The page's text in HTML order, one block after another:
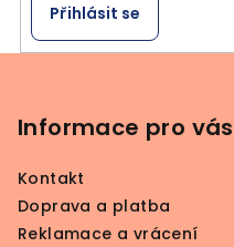
Přihlásit se
Informace pro vás
Kontakt
Doprava a platba
Reklamace a vrácení